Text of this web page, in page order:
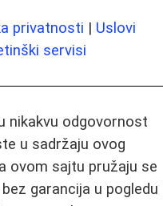
privatnosti | Uslovi
servisi
nikakvu odgovornost
u sadržaju ovog
ovom sajtu pružaju se
garancija u pogledu